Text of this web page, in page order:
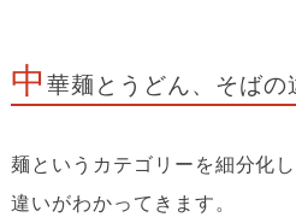
中 華麺とうどん、そばの
麺というカテゴリーを細分化
違いがわかってきます。